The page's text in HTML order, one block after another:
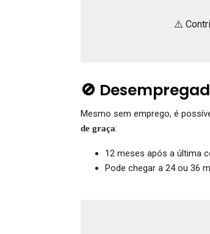
⚠️
🚫
Mesmo sem emprego, é
de graça:
12 meses após a última
Pode chegar a 24 ou 36